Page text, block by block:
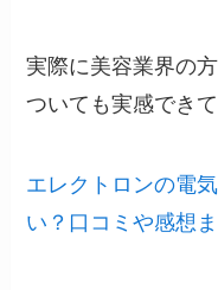
実際に美容業界の
ついても実感でき
エレクトロンの電
い？口コミや感想